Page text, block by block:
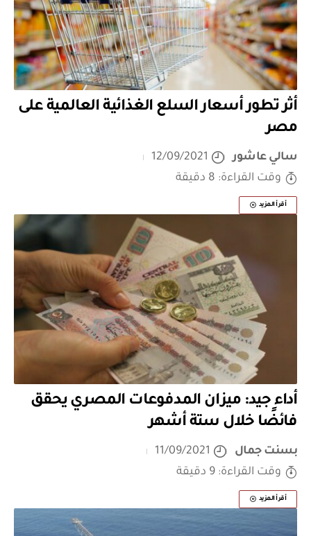
أثر تطور أسعار السلع الغذائية العالمية على
مصر
سالي عاشور
12/09/2021
وقت القراءة: 8 دقيقة
أقرأ المزيد
أداء جيد: ميزان المدفوعات المصري يحقق
فائضًا خلال ستة أشهر
بسنت جمال
11/09/2021
وقت القراءة: 9 دقيقة
أقرأ المزيد